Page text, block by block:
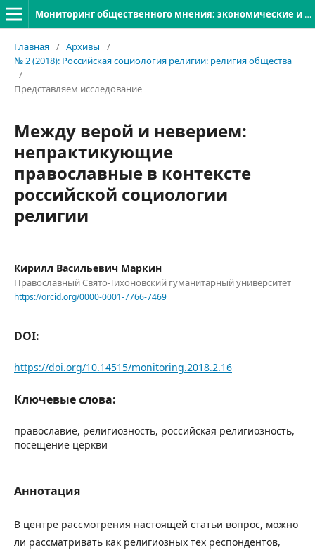
Мониторинг общественного мнения: экономические и социальные перемены
Главная / Архивы
/
№ 2 (2018): Российская социология религии: религия общества
/
Представляем исследование
Между верой и неверием:
непрактикующие
православные в контексте
российской социологии
религии
Кирилл Васильевич Маркин
Православный Свято-Тихоновский гуманитарный университет
https://orcid.org/0000-0001-7766-7469
DOI:
https://doi.org/10.14515/monitoring.2018.2.16
Ключевые слова:
православие, религиозность, российская религиозность,
посещение церкви
Аннотация
В центре рассмотрения настоящей статьи вопрос, можно
ли рассматривать как религиозных тех респондентов,